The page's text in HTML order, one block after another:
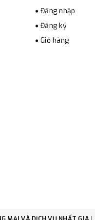
Đăng nhập
Đăng ký
Giỏ hàng